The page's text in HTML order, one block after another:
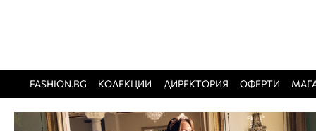
FASHION.BG КОЛЕКЦИИ ДИРЕКТОРИЯ ОФЕРТИ